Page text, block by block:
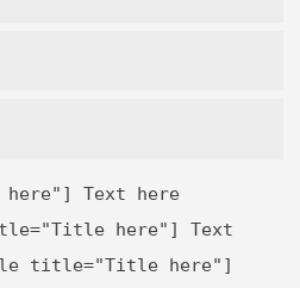
Text here
here"] Text
title="Title here"]